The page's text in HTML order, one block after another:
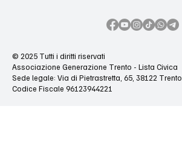
© 2025 Tutti i diritti riservati
Associazione Generazione Trento - Lista Civica
Sede legale: Via di Pietrastretta, 65, 38122 Trento
Codice Fiscale 96123944221